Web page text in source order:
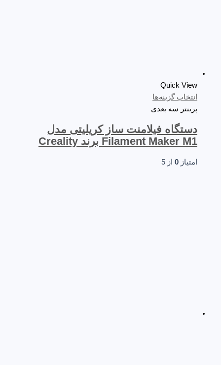
Quick View
انتخاب گزینه‌ها
پرینتر سه‌ بعدی
دستگاه فیلامنت ساز کریلیتی مدل
Filament Maker M1 برند Creality
امتیاز 0 از 5